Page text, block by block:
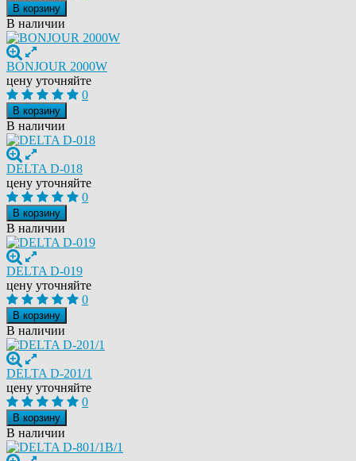
В корзину
В наличии
BONJOUR 2000W
цену уточняйте
0
В корзину
В наличии
DELTA D-018
цену уточняйте
0
В корзину
В наличии
DELTA D-019
цену уточняйте
0
В корзину
В наличии
DELTA D-201/1
цену уточняйте
0
В корзину
В наличии